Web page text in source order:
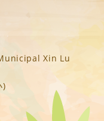
Xin Lu
)